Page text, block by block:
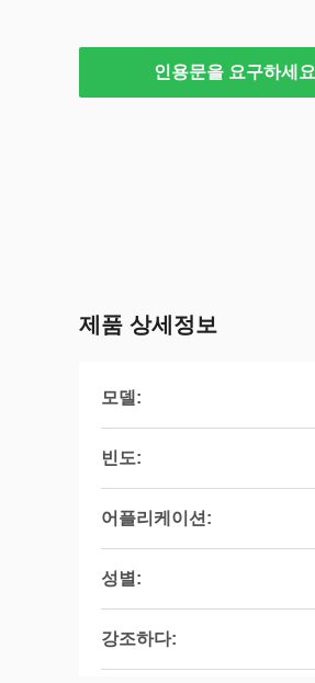
인용문을 요구하세요
제품 상세정보
모델:
빈도:
어플리케이션:
성별:
강조하다: